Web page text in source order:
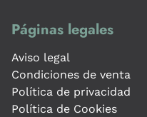
Páginas legales
Aviso legal
Condiciones de venta
Política de privacidad
Política de Cookies